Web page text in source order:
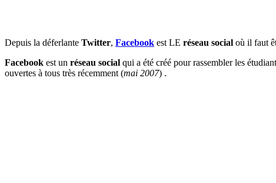
Depuis la déferlante Twitter, Facebook est LE réseau social où il faut
Facebook est un réseau social qui a été créé pour rassembler les
ouvertes à tous très récemment (mai 2007) .